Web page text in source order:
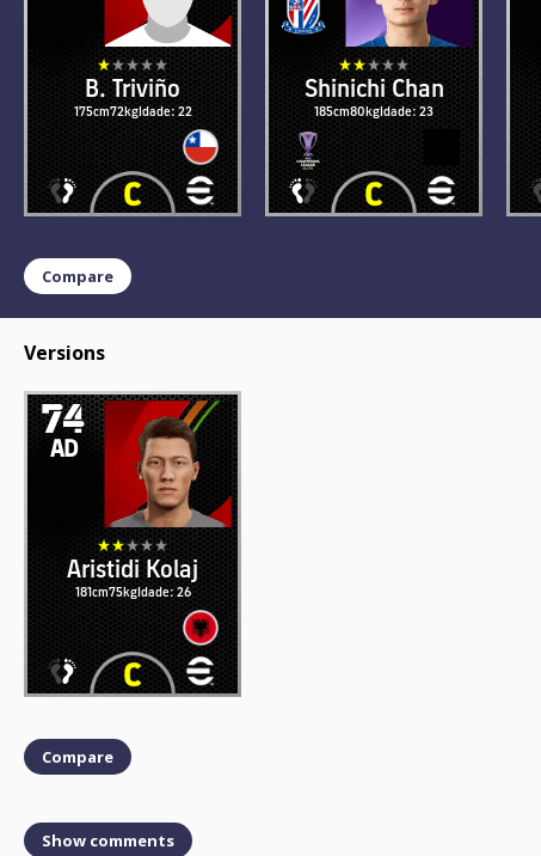
B. Triviño
175cm72kgIdade: 22
Shinichi Chan
185cm80kgIdade: 23
Compare
Versions
74
AD
Aristidi Kolaj
181cm75kgIdade: 26
Compare
Show comments